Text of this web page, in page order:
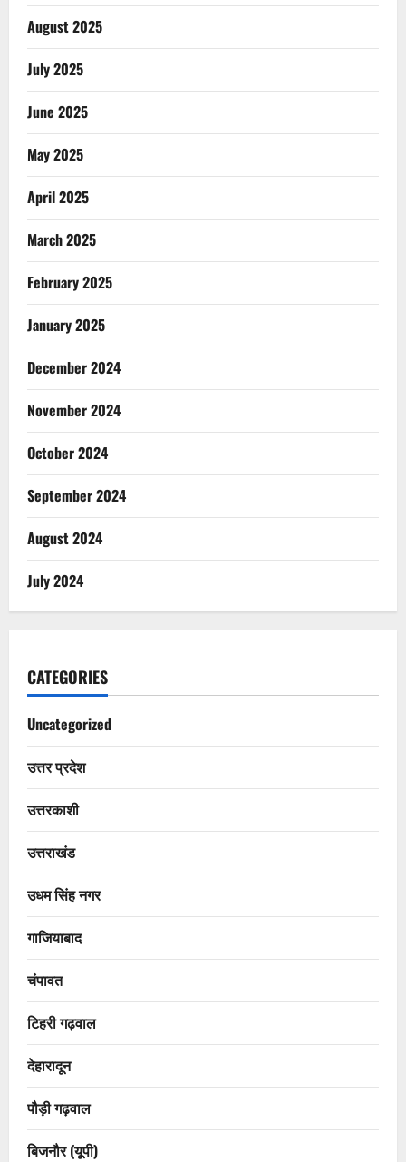
August 2025
July 2025
June 2025
May 2025
April 2025
March 2025
February 2025
January 2025
December 2024
November 2024
October 2024
September 2024
August 2024
July 2024
CATEGORIES
Uncategorized
उत्तर प्रदेश
उत्तरकाशी
उत्तराखंड
उधम सिंह नगर
गाजियाबाद
चंपावत
टिहरी गढ़वाल
देहारादून
पौड़ी गढ़वाल
बिजनौर (यूपी)